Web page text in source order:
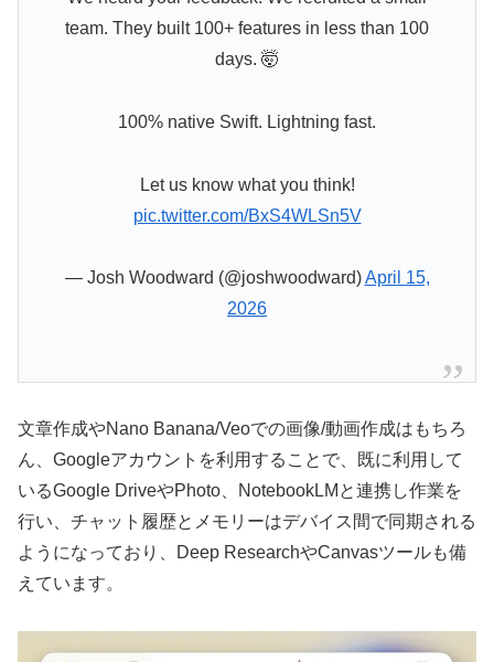
team. They built 100+ features in less than 100
days. 🤯
100% native Swift. Lightning fast.
Let us know what you think!
pic.twitter.com/BxS4WLSn5V
— Josh Woodward (@joshwoodward)April 15,
2026
文章作成やNano Banana/Veoでの画像/動画作成はもちろ
ん、Googleアカウントを利用することで、既に利用して
いるGoogle DriveやPhoto、NotebookLMと連携し作業を
行い、チャット履歴とメモリーはデバイス間で同期される
ようになっており、Deep ResearchやCanvasツールも備
えています。